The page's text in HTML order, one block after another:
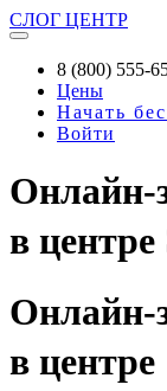
СЛОГ ЦЕНТР
8 (800) 555-
Цены
Начать
Войти
Онлайн-
в центре
Онлайн-
в центре